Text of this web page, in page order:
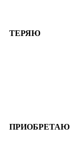
ТЕРЯЮ
ПРИОБРЕТАЮ